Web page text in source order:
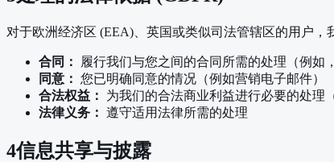
对于欧洲经济区 (EEA)、英国或类似司法管辖区的用户，
合同：
履行我们与您之间的合同所需的处理（例如
同意： 您已明确同意的情况（例如营销电子邮件）
合法权益：
为我们的合法商业利益进行必要的处理
法律义务： 遵守适用法律所需的处理
4信息共享与披露